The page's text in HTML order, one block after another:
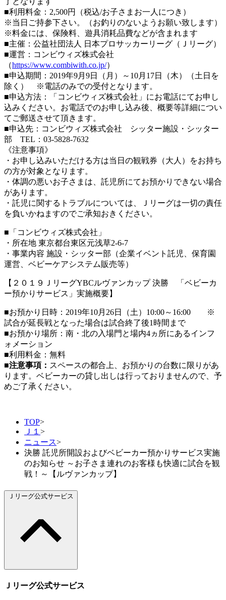
■利用料金：2,500円（税込/お子さまお一人につき）
※当日ご持参下さい。（お釣りのないようお願い致します）
※料金には、保険料、遊具消耗品費などが含まれます
■主催：公益社団法人 日本プロサッカーリーグ（Ｊリーグ）
■運営：コンビウィズ株式会社
（https://www.combiwith.co.jp/）
■申込期間：2019年9月9日（月）～10月17日（木）（土日を
除く） ※電話のみでの受付となります。
■申込方法：「コンビウィズ株式会社」にお電話にてお申し
込みください。お電話でのお申し込み後、概要等詳細につい
てご郵送させて頂きます。
■申込先：コンビウィズ株式会社 シッター施設・シッター
部 TEL：03-5828-7632
《注意事項》
・お申し込みいただける方は当日の観戦券（大人）をお持ち
の方が対象となります。
・体調の悪いお子さまは、託児所にてお預かりできない場合
があります。
・託児に関するトラブルについては、Ｊリーグは一切の責任
を負いかねますのでご承知おきください。
■「コンビウィズ株式会社」
・所在地 東京都台東区元浅草2-6-7
・事業内容 施設・シッター部（企業イベント託児、保育園
運営、ベビーケアシステム販売等）
【２０１９ＪリーグYBCルヴァンカップ 決勝 「ベビーカ
ー預かりサービス」実施概要】
■お預かり日時：2019年10月26日（土）10:00～16:00 ※
試合が延長戦となった場合は試合終了後1時間まで
■お預かり場所：南・北の入場門と場内4ヵ所にあるインフ
ォメーション
■利用料金：無料
■注意事項： スペースの都合上、お預かりの台数に限りがあ
ります。ベビーカーの貸し出しは行っておりませんので、予
めご了承ください。
TOP>
Ｊ１ >
ニュース>
決勝 託児所開設およびベビーカー預かりサービス実施
のお知らせ ～お子さま連れのお客様も快適に試合を観
戦！～【ルヴァンカップ】
Ｊリーグ公式サービス
Ｊリーグ公式サービス